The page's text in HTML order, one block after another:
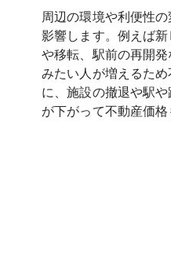
周辺の環境や利便性
影響します。例えば
や移転、駅前の再開
みたい人が増えるた
に、施設の撤退や駅
が下がって不動産価格